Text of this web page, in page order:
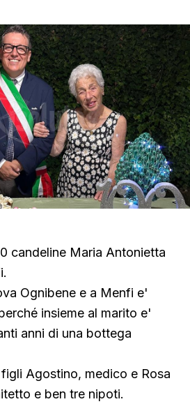
candeline Maria Antonietta
Ognibene e a Menfi e'
insieme al marito e'
anni di una bottega
Agostino, medico e Rosa
e ben tre nipoti.